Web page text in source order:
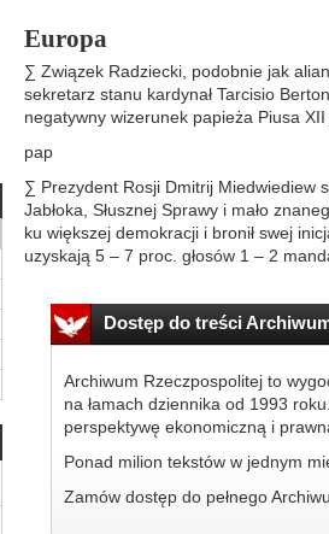
Europa
∑ Związek Radziecki, podobnie jak
sekretarz stanu kardynał Tarcisio
negatywny wizerunek papieża Piusa XII
pap
∑ Prezydent Rosji Dmitrij Miedwiediew
Jabłoka, Słusznej Sprawy i mało
ku większej demokracji i bronił swej
uzyskają 5 – 7 proc. głosów 1 – 2
Dostęp do treści
Archiwum Rzeczpospolitej to
na łamach dziennika od 1993
perspektywę ekonomiczną i
Ponad milion tekstów w jednym
Zamów dostęp do pełnego